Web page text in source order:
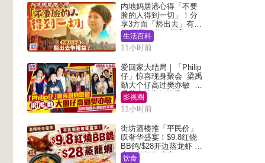
内地妈居港心得「不要
脸的人得到一切」！分
享3方面「豁出去」有著
数 网民：你好厉害
生活百科
11小时前
爱回家大结局｜「Philip
仔」惊喜现身聚会 梁禹
勤大个仔高过樊亦敏 超
乖黐实林淑敏许家杰
影视圈
11小时前
街坊酒楼推「平民价」
叹奢华盛宴！$9.8红烧
BB鸽/$28开边蒸龙虾 3
大晚餐超值优惠
饮食